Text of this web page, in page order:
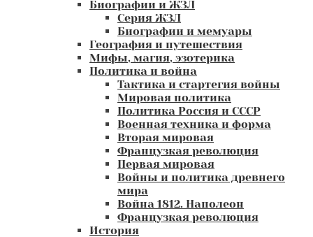
Биографии и ЖЗЛ
Серия ЖЗЛ
Биографии и мемуары
География и путешествия
Мифы, магия, эзотерика
Политика и война
Тактика и стартегия войны
Мировая политика
Политика Россия и СССР
Военная техника и форма
Вторая мировая
Французкая революция
Первая мировая
Войны и политика древнего
мира
Война 1812. Наполеон
Французкая революция
История